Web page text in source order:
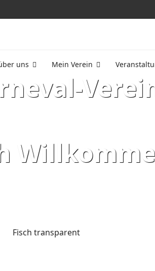
uns Mein Verein